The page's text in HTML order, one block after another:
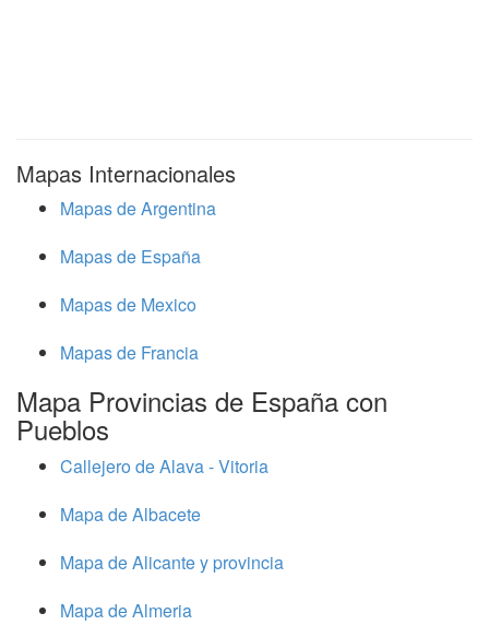
Mapas Internacionales
Mapas de Argentina
Mapas de España
Mapas de Mexico
Mapas de Francia
Mapa Provincias de España con
Pueblos
Callejero de Alava - Vitoria
Mapa de Albacete
Mapa de Alicante y provincia
Mapa de Almeria